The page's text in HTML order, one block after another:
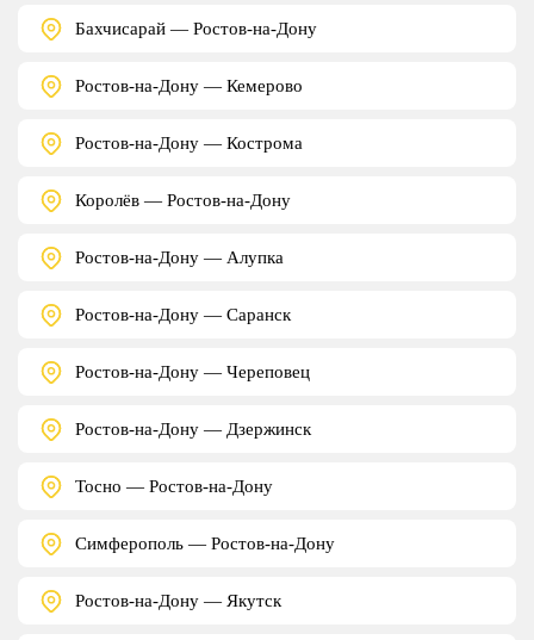
Бахчисарай — Ростов-на-Дону
Ростов-на-Дону — Кемерово
Ростов-на-Дону — Кострома
Королёв — Ростов-на-Дону
Ростов-на-Дону — Алупка
Ростов-на-Дону — Саранск
Ростов-на-Дону — Череповец
Ростов-на-Дону — Дзержинск
Тосно — Ростов-на-Дону
Симферополь — Ростов-на-Дону
Ростов-на-Дону — Якутск